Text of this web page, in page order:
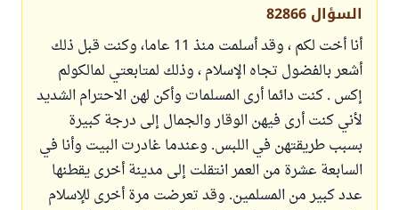
السؤال 82866
أنا أخت لكم ، وقد أسلمت منذ 11 عاما، وكنت قبل ذلك
أشعر بالفضول تجاه الإسلام ، وذلك لمتابعتي لمالكولم
إكس . كنت دائما أرى المسلمات وأكن لهن الاحترام الشديد
لأني كنت أرى فيهن الوقار والجمال إلى درجة كبيرة
بسبب طريقتهن في اللبس. وعندما غادرت البيت وأنا في
السابعة عشرة من العمر انتقلت إلى مدينة أخرى يقطنها
عدد كبير من المسلمين. وقد تعرضت مرة أخرى للإسلام